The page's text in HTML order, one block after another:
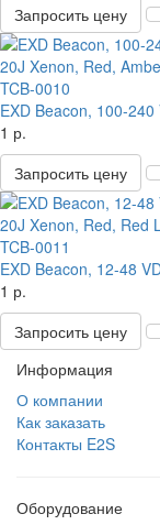
Запросить цену
EXD Beacon, 100-
1 р.
Запросить цену
EXD Beacon, 12-48
1 р.
Запросить цену
Информация
О компании
Как заказать
Контакты E2S
Оборудование